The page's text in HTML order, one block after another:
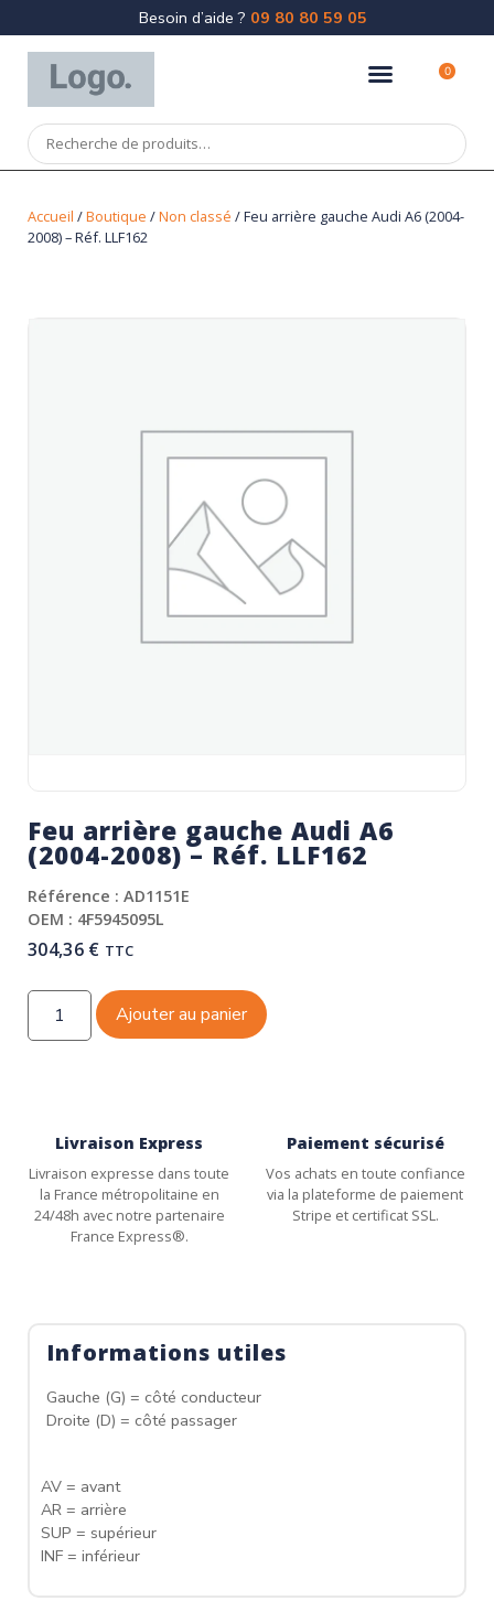
Besoin d’aide ? 09 80 80 59 05
0
Accueil /Boutique /Non classé / Feu arrière gauche Audi A6 (2004-
2008) – Réf. LLF162
Feu arrière gauche Audi A6
(2004-2008) – Réf. LLF162
Référence : AD1151E
OEM : 4F5945095L
304,36 € TTC
Ajouter au panier
Livraison Express
Livraison expresse dans toute
la France métropolitaine en
24/48h avec notre partenaire
France Express®.
Paiement sécurisé
Vos achats en toute confiance
via la plateforme de paiement
Stripe et certificat SSL.
Informations utiles
Gauche (G) = côté conducteur
Droite (D) = côté passager
AV = avant
AR = arrière
SUP = supérieur
INF = inférieur